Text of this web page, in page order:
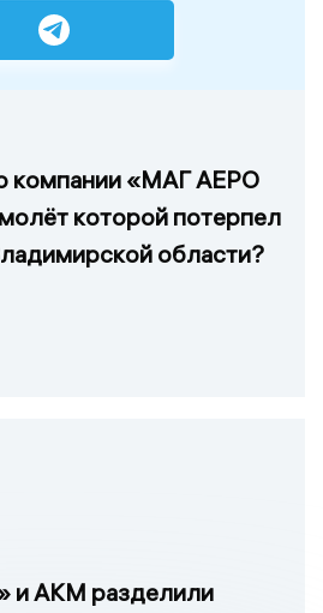
компании «МАГ АЕРО
которой потерпел
области?
и АКМ разделили